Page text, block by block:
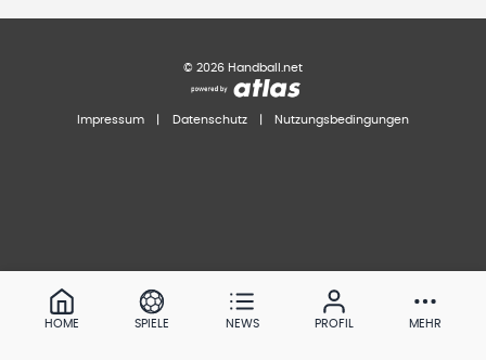
© 2026 Handball.net
Impressum Datenschutz Nutzungsbedingungen
HOME SPIELE NEWS PROFIL MEHR